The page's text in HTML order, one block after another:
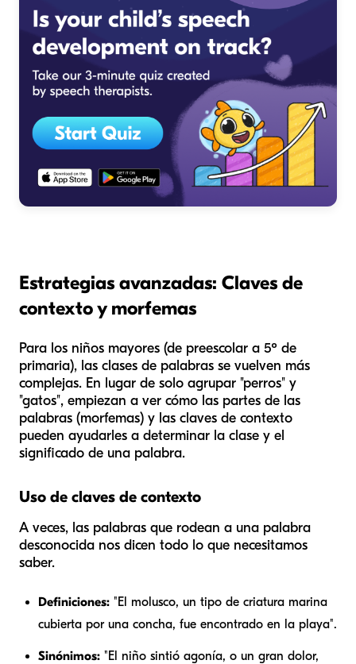
Estrategias avanzadas: Claves de
contexto y morfemas
Para los niños mayores (de preescolar a 5º de
primaria), las clases de palabras se vuelven más
complejas. En lugar de solo agrupar "perros" y
"gatos", empiezan a ver cómo las partes de las
palabras (morfemas) y las claves de contexto
pueden ayudarles a determinar la clase y el
significado de una palabra.
Uso de claves de contexto
A veces, las palabras que rodean a una palabra
desconocida nos dicen todo lo que necesitamos
saber.
Definiciones: "El molusco, un tipo de criatura marina
cubierta por una concha, fue encontrado en la playa".
Sinónimos: "El niño sintió agonía, o un gran dolor,